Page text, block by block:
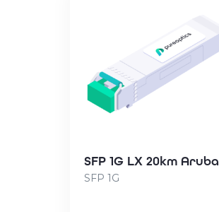
SFP 1G LX 20km Aruba
SFP 1G